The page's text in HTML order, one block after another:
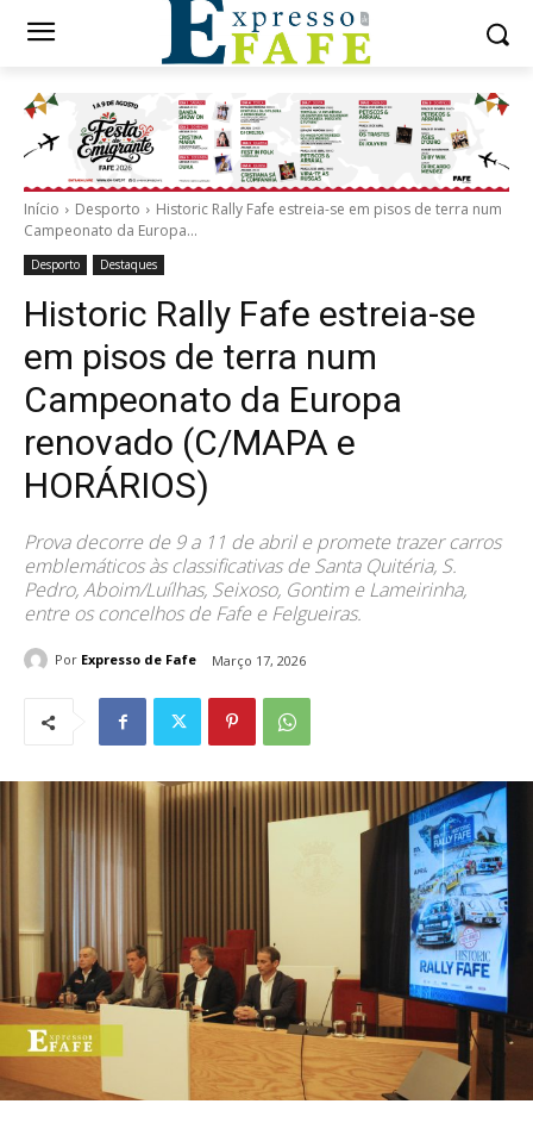
Início Desporto
Historic Rally Fafe estreia-se em pisos de terra num
Campeonato da Europa...
Desporto Destaques
Historic Rally Fafe estreia-se
em pisos de terra num
Campeonato da Europa
renovado (C/MAPA e
HORÁRIOS)
Prova decorre de 9 a 11 de abril e promete trazer carros
emblemáticos às classificativas de Santa Quitéria, S.
Pedro, Aboim/Luílhas, Seixoso, Gontim e Lameirinha,
entre os concelhos de Fafe e Felgueiras.
Por Expresso de Fafe Março 17, 2026